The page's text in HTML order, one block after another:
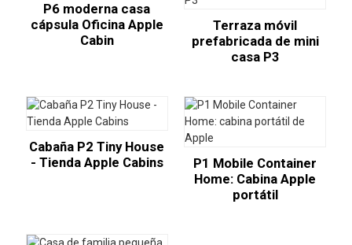
P6 moderna casa
cápsula Oficina Apple
Cabin
Terraza móvil
prefabricada de mini
casa P3
Cabaña P2 Tiny House
- Tienda Apple Cabins
P1 Mobile Container
Home: Cabina Apple
portátil